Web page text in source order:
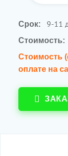
Срок: 9-11
Стоимость:
Стоимость
оплате на